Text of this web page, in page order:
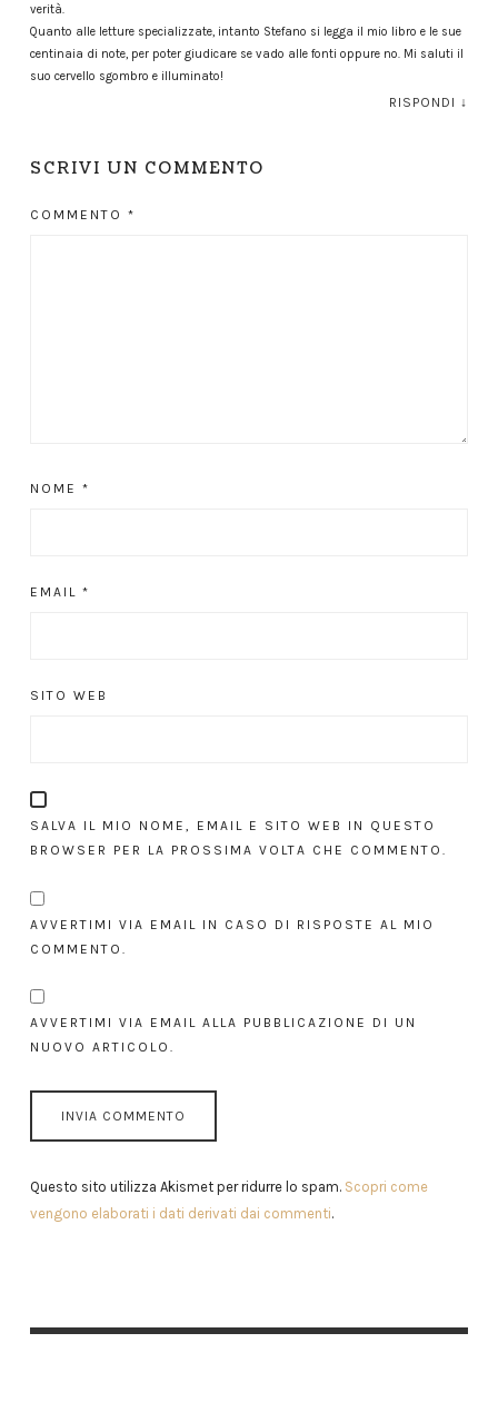
verità.
Quanto alle letture specializzate, intanto Stefano si legga il mio libro e le sue
centinaia di note, per poter giudicare se vado alle fonti oppure no. Mi saluti il
suo cervello sgombro e illuminato!
RISPONDI ↓
SCRIVI UN COMMENTO
COMMENTO *
NOME *
EMAIL *
SITO WEB
SALVA IL MIO NOME, EMAIL E SITO WEB IN QUESTO
BROWSER PER LA PROSSIMA VOLTA CHE COMMENTO.
AVVERTIMI VIA EMAIL IN CASO DI RISPOSTE AL MIO
COMMENTO.
AVVERTIMI VIA EMAIL ALLA PUBBLICAZIONE DI UN
NUOVO ARTICOLO.
Questo sito utilizza Akismet per ridurre lo spam. Scopri come
vengono elaborati i dati derivati dai commenti.